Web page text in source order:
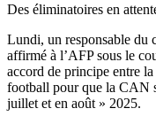
Des éliminatoires en
Lundi, un responsable du
affirmé à l’AFP sous le
accord de principe entre
football pour que la CAN
juillet et en août » 2025.